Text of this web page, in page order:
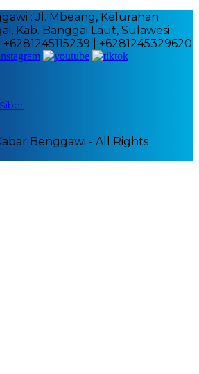
: Jl. Mbeang, Kelurahan
Kab. Banggai Laut, Sulawesi
| +6281245329620
Benggawi - All Rights